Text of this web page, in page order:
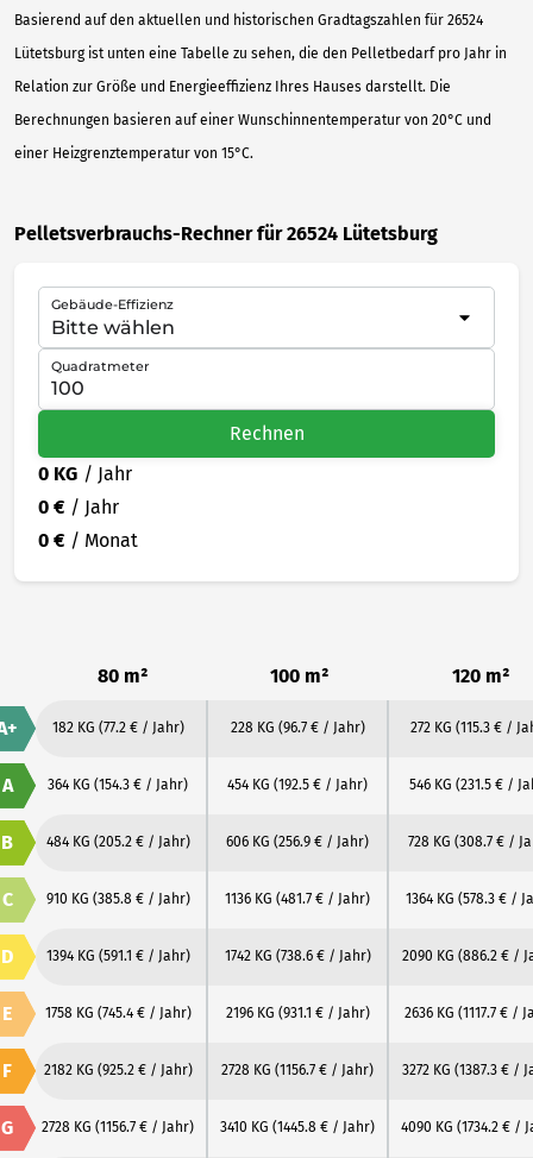
Basierend auf den aktuellen und historischen Gradtagszahlen für 26524
Lütetsburg ist unten eine Tabelle zu sehen, die den Pelletbedarf pro Jahr in
Relation zur Größe und Energieeffizienz Ihres Hauses darstellt. Die
Berechnungen basieren auf einer Wunschinnentemperatur von 20°C und
einer Heizgrenztemperatur von 15°C.
Pelletsverbrauchs-Rechner für 26524 Lütetsburg
Gebäude-Effizienz
Quadratmeter
Rechnen
0 KG / Jahr
0 € / Jahr
0 € / Monat
80 m² 100 m² 120 m²
182 KG (77.2 € / Jahr) 228 KG (96.7 € / Jahr) 272 KG (115.3 € /
A 364 KG (154.3 € / Jahr) 454 KG (192.5 € / Jahr) 546 KG (231.5 € /
B 484 KG (205.2 € / Jahr) 606 KG (256.9 € / Jahr) 728 KG (308.7 € /
C 910 KG (385.8 € / Jahr) 1136 KG (481.7 € / Jahr) 1364 KG (578.3 € /
D 1394 KG (591.1 € / Jahr) 1742 KG (738.6 € / Jahr) 2090 KG (886.2 € /
E 1758 KG (745.4 € / Jahr) 2196 KG (931.1 € / Jahr) 2636 KG (1117.7 € /
F 2182 KG (925.2 € / Jahr) 2728 KG (1156.7 € / Jahr) 3272 KG (1387.3 € /
G 2728 KG (1156.7 € / Jahr) 3410 KG (1445.8 € / Jahr) 4090 KG (1734.2 € /